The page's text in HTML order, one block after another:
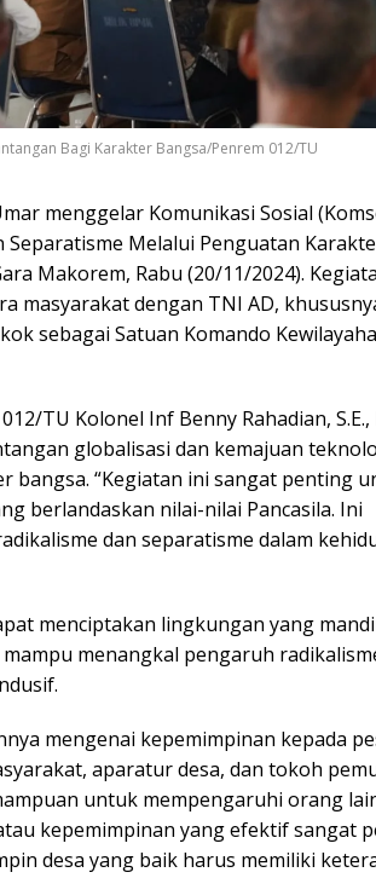
Bagi Karakter Bangsa/Penrem 012/TU
menggelar Komunikasi Sosial
Separatisme Melalui Penguatan
Makorem, Rabu (20/11/2024).
masyarakat dengan TNI AD,
sebagai Satuan Komando
TU Kolonel Inf Benny Rahadian, S.E.,
globalisasi dan kemajuan
bangsa. “Kegiatan ini sangat penting
berlandaskan nilai-nilai Pancasila. Ini
dan separatisme dalam
menciptakan lingkungan yang
menangkal pengaruh
mengenai kepemimpinan kepada
aparatur desa, dan tokoh
untuk mempengaruhi orang
kepemimpinan yang efektif sangat
desa yang baik harus memiliki